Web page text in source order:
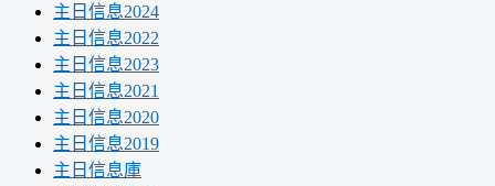
主日信息2024
主日信息2022
主日信息2023
主日信息2021
主日信息2020
主日信息2019
主日信息庫